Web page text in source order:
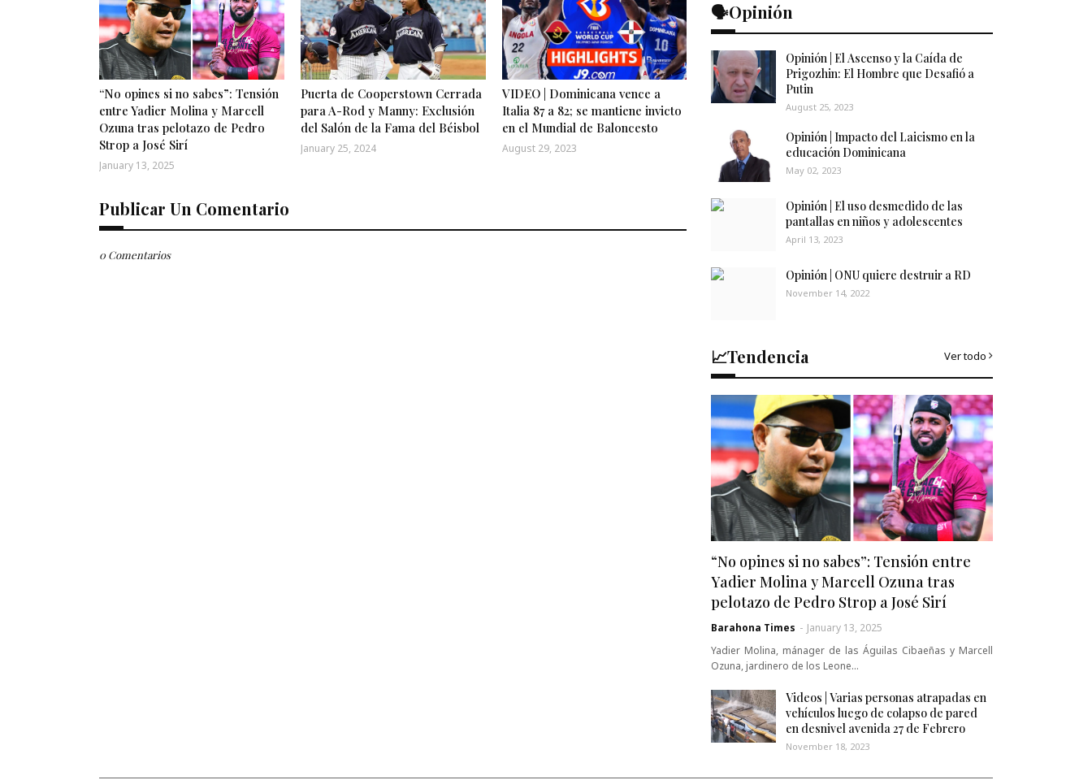
“No opines si no sabes”: Tensión
entre Yadier Molina y Marcell
Ozuna tras pelotazo de Pedro
Strop a José Sirí
January 13, 2025
Puerta de Cooperstown Cerrada
para A-Rod y Manny: Exclusión
del Salón de la Fama del Béisbol
January 25, 2024
VIDEO | Dominicana vence a
Italia 87 a 82; se mantiene invicto
en el Mundial de Baloncesto
August 29, 2023
Publicar Un Comentario
0 Comentarios
🗣️Opinión
Opinión | El Ascenso y la Caída de
Prigozhin: El Hombre que Desafió a
Putin
August 25, 2023
Opinión | Impacto del Laicismo en la
educación Dominicana
May 02, 2023
Opinión | El uso desmedido de las
pantallas en niños y adolescentes
April 13, 2023
Opinión | ONU quiere destruir a RD
November 14, 2022
📈Tendencia Ver todo
“No opines si no sabes”: Tensión entre
Yadier Molina y Marcell Ozuna tras
pelotazo de Pedro Strop a José Sirí
Barahona Times - January 13, 2025
Yadier Molina, mánager de las Águilas Cibaeñas y Marcell
Ozuna, jardinero de los Leone…
Videos | Varias personas atrapadas en
vehículos luego de colapso de pared
en desnivel avenida 27 de Febrero
November 18, 2023